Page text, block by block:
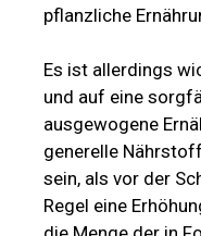
pflanzliche
Es ist allerdings
und auf eine
ausgewogene
generelle
sein, als vor der
Regel eine